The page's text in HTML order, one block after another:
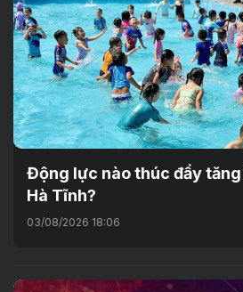
Động lực nào thúc đẩy
Hà Tĩnh?
03/08/2026 18:06